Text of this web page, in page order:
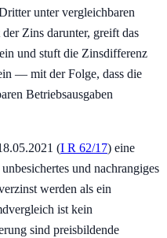
unter vergleichbaren
Zins darunter, greift das
und stuft die Zinsdifferenz
— mit der Folge, dass die
Betriebsausgaben
(I R 62/17) eine
und nachrangiges
werden als ein
ist kein
sind preisbildende